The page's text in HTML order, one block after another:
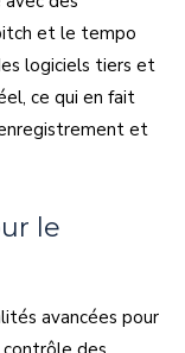
et le tempo
logiciels tiers et
ce qui en fait
et
le
avancées pour